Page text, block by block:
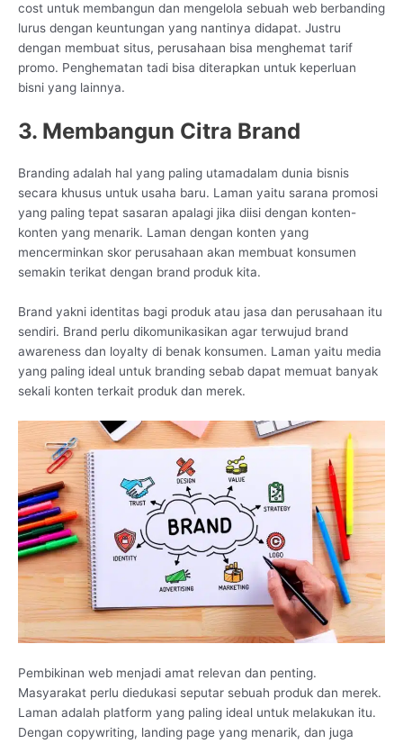
cost untuk membangun dan mengelola sebuah web berbanding
lurus dengan keuntungan yang nantinya didapat. Justru
dengan membuat situs, perusahaan bisa menghemat tarif
promo. Penghematan tadi bisa diterapkan untuk keperluan
bisni yang lainnya.
3. Membangun Citra Brand
Branding adalah hal yang paling utamadalam dunia bisnis
secara khusus untuk usaha baru. Laman yaitu sarana promosi
yang paling tepat sasaran apalagi jika diisi dengan konten-
konten yang menarik. Laman dengan konten yang
mencerminkan skor perusahaan akan membuat konsumen
semakin terikat dengan brand produk kita.
Brand yakni identitas bagi produk atau jasa dan perusahaan itu
sendiri. Brand perlu dikomunikasikan agar terwujud brand
awareness dan loyalty di benak konsumen. Laman yaitu media
yang paling ideal untuk branding sebab dapat memuat banyak
sekali konten terkait produk dan merek.
Pembikinan web menjadi amat relevan dan penting.
Masyarakat perlu diedukasi seputar sebuah produk dan merek.
Laman adalah platform yang paling ideal untuk melakukan itu.
Dengan copywriting, landing page yang menarik, dan juga